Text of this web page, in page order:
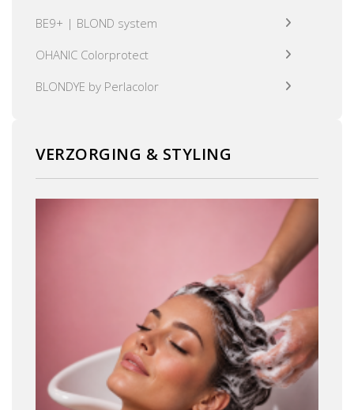
BE9+ | BLOND system
OHANIC Colorprotect
BLONDYE by Perlacolor
VERZORGING & STYLING